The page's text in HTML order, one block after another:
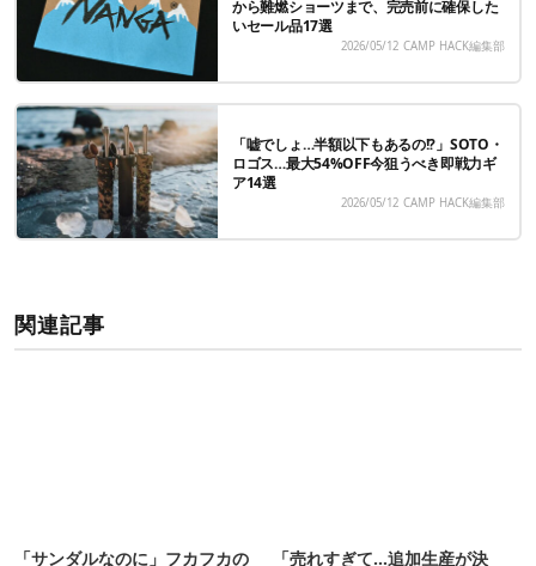
から難燃ショーツまで、完売前に確保した
いセール品17選
2026/05/12 CAMP HACK編集部
「嘘でしょ…半額以下もあるの!?」SOTO・
ロゴス…最大54%OFF今狙うべき即戦力ギ
ア14選
2026/05/12 CAMP HACK編集部
関連記事
「サンダルなのに」フカフカの 「売れすぎて…追加生産が決